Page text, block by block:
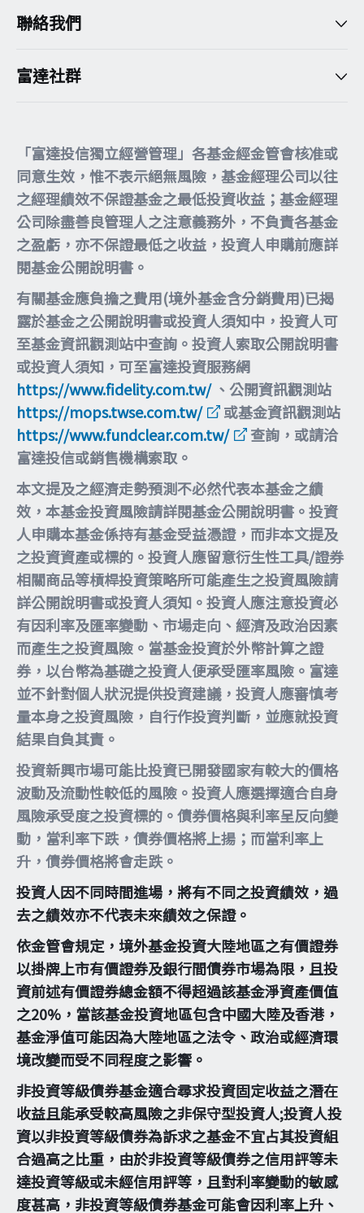
聯絡我們
富達社群
「富達投信獨立經營管理」各基金經金管會核准或
同意生效，惟不表示絕無風險，基金經理公司以往
之經理績效不保證基金之最低投資收益；基金經理
公司除盡善良管理人之注意義務外，不負責各基金
之盈虧，亦不保證最低之收益，投資人申購前應詳
閱基金公開說明書。
有關基金應負擔之費用(境外基金含分銷費用)已揭
露於基金之公開說明書或投資人須知中，投資人可
至基金資訊觀測站中查詢。投資人索取公開說明書
或投資人須知，可至富達投資服務網
https://www.fidelity.com.tw/、公開資訊觀測站
https://mops.twse.com.tw/
或基金資訊觀測站
https://www.fundclear.com.tw/
查詢，或請洽
富達投信或銷售機構索取。
本文提及之經濟走勢預測不必然代表本基金之績
效，本基金投資風險請詳閱基金公開說明書。投資
人申購本基金係持有基金受益憑證，而非本文提及
之投資資產或標的。投資人應留意衍生性工具/證券
相關商品等槓桿投資策略所可能產生之投資風險請
詳公開說明書或投資人須知。投資人應注意投資必
有因利率及匯率變動、市場走向、經濟及政治因素
而產生之投資風險。當基金投資於外幣計算之證
券，以台幣為基礎之投資人便承受匯率風險。富達
並不針對個人狀況提供投資建議，投資人應審慎考
量本身之投資風險，自行作投資判斷，並應就投資
結果自負其責。
投資新興市場可能比投資已開發國家有較大的價格
波動及流動性較低的風險。投資人應選擇適合自身
風險承受度之投資標的。債券價格與利率呈反向變
動，當利率下跌，債券價格將上揚；而當利率上
升，債券價格將會走跌。
投資人因不同時間進場，將有不同之投資績效，過
去之績效亦不代表未來績效之保證。
依金管會規定，境外基金投資大陸地區之有價證券
以掛牌上市有價證券及銀行間債券市場為限，且投
資前述有價證券總金額不得超過該基金淨資產價值
之20%，當該基金投資地區包含中國大陸及香港，
基金淨值可能因為大陸地區之法令、政治或經濟環
境改變而受不同程度之影響。
非投資等級債券基金適合尋求投資固定收益之潛在
收益且能承受較高風險之非保守型投資人;投資人投
資以非投資等級債券為訴求之基金不宜占其投資組
合過高之比重，由於非投資等級債券之信用評等未
達投資等級或未經信用評等，且對利率變動的敏感
度甚高，非投資等級債券基金可能會因利率上升、